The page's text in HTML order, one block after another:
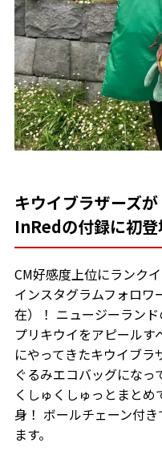
キウイブラザーズが
InRedの付録に初登
CM好感度上位にランク
インスタグラムフォロ
在）！ ニュージーラン
プリキウイをアピールす
にやってきたキウイブラ
ぐるみエコバッグにな
くしゅくしゅっとまと
身！ ボールチェーン付
ます。